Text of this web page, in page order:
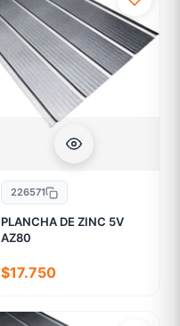
226571
PLANCHA DE ZINC 5V
AZ80
$17.750